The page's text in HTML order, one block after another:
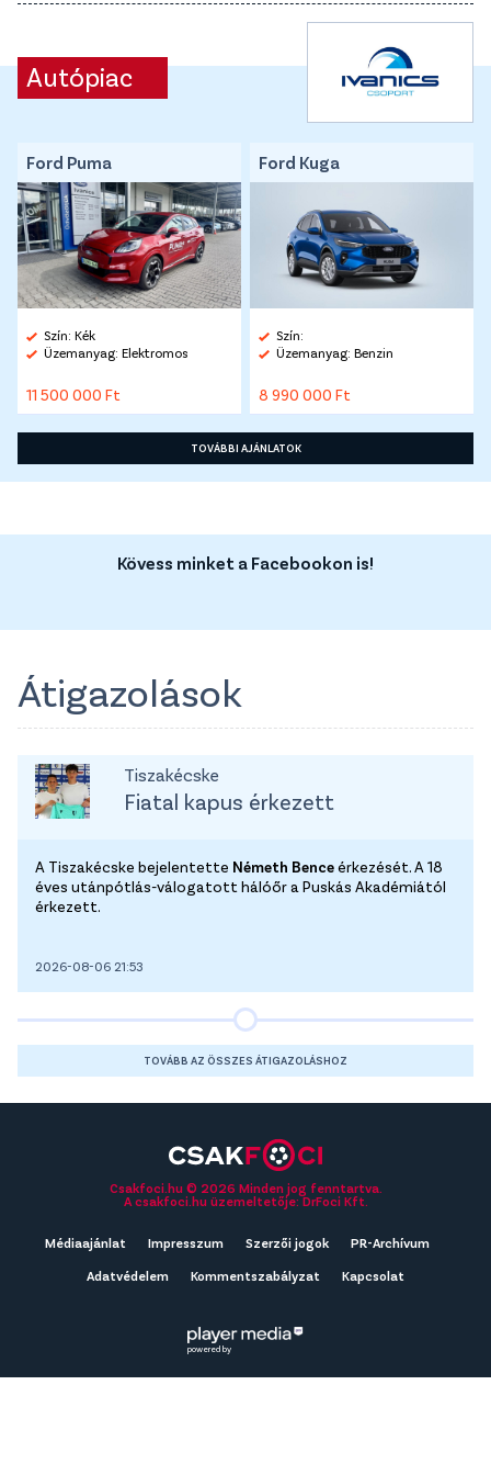
Autópiac
Ford Puma
Szín: Kék
Üzemanyag: Elektromos
11 500 000 Ft
Ford Kuga
Szín:
Üzemanyag: Benzin
8 990 000 Ft
TOVÁBBI AJÁNLATOK
Kövess minket a Facebookon is!
Átigazolások
Tiszakécske
Fiatal kapus érkezett
A Tiszakécske bejelentette Németh Benceérkezését. A 18
éves utánpótlás-válogatott hálóőr a Puskás Akadémiától
érkezett.
2026-08-06 21:53
TOVÁBB AZ ÖSSZES ÁTIGAZOLÁSHOZ
Csakfoci.hu © 2026 Minden jog fenntartva.
A csakfoci.hu üzemeltetője: DrFoci Kft.
Médiaajánlat Impresszum Szerzői jogok PR-Archívum
Adatvédelem Kommentszabályzat Kapcsolat
powered by